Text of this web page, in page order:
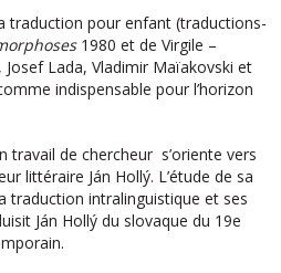
traduction pour enfant (traductions-
1980 et de Virgile –
Lada, Vladimir Maïakovski et
indispensable pour l’horizon
travail de chercheur s’oriente vers
littéraire Ján Hollý. L’étude de sa
traduction intralinguistique et ses
Ján Hollý du slovaque du 19e